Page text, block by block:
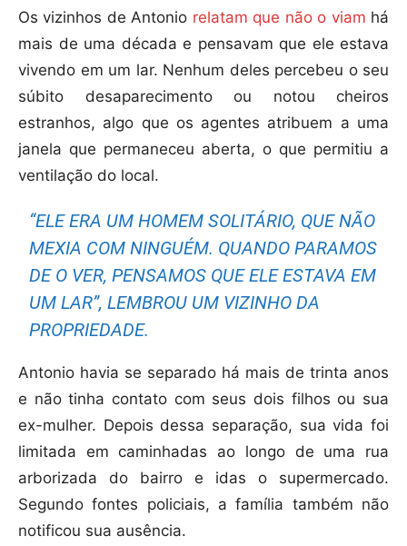
Os vizinhos de Antonio relatam que não o viam há
mais de uma década e pensavam que ele estava
vivendo em um lar. Nenhum deles percebeu o seu
súbito desaparecimento ou notou cheiros
estranhos, algo que os agentes atribuem a uma
janela que permaneceu aberta, o que permitiu a
ventilação do local.
“ELE ERA UM HOMEM SOLITÁRIO, QUE NÃO
MEXIA COM NINGUÉM. QUANDO PARAMOS
DE O VER, PENSAMOS QUE ELE ESTAVA EM
UM LAR”, LEMBROU UM VIZINHO DA
PROPRIEDADE.
Antonio havia se separado há mais de trinta anos
e não tinha contato com seus dois filhos ou sua
ex-mulher. Depois dessa separação, sua vida foi
limitada em caminhadas ao longo de uma rua
arborizada do bairro e idas o supermercado.
Segundo fontes policiais, a família também não
notificou sua ausência.